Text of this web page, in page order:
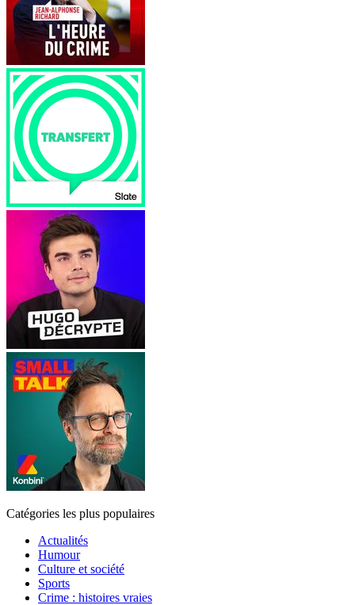
Catégories les plus populaires
Actualités
Humour
Culture et société
Sports
Crime : histoires vraies